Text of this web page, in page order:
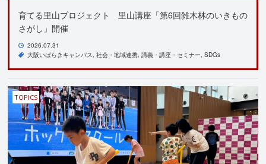
育てる里山プロジェクト 里山講座「第6回雑木林のいきもの
さがし」開催
2026.07.31
大阪いばらきキャンパス 社会・地域連携 講義・講座・セミナー SDGs
TOPICS